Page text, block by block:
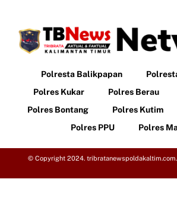
Polresta Balikpapan
Polres Kukar
Polres Berau
Polres Bontang
Polres Kutim
Polres PPU
Polres
© Copyright 2024.